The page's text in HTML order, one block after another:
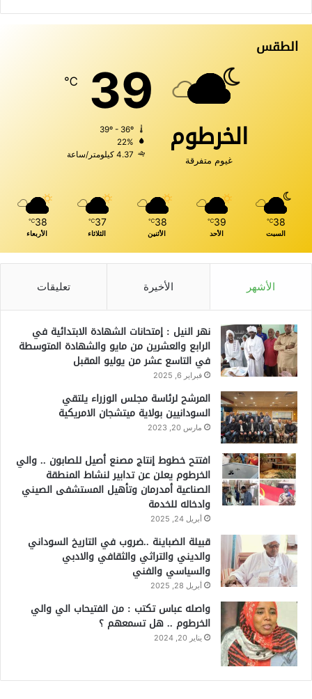
الطقس
الخرطوم
غيوم متفرقة
39
℃
22%
4.37 كيلومتر/ساعة
38
℃
السبت
39
℃
الأحد
38
℃
الأثنين
37
℃
الثلاثاء
38
℃
الأربعاء
الأشهر الأخيرة تعليقات
نهر النيل : إمتحانات الشهادة الابتدائية في
الرابع والعشرين من مايو والشهادة المتوسطة
في التاسع عشر من يوليو المقبل
فبراير 6, 2025
المرشح لرئاسة مجلس الوزراء يلتقي
السودانيين بولاية ميتشجان الامريكية
مارس 20, 2023
افتتح خطوط إنتاج مصنع أصيل للصابون .. والي
الخرطوم يعلن عن تدابير لنشاط المنطقة
الصناعية أمدرمان وتأهيل المستشفى الصيني
وادخاله للخدمة
أبريل 24, 2025
قبيلة الضباينة ..ضروب في التاريخ السوداني
والديني والتراثي والثقافي والادبي
والسياسي والفني
أبريل 28, 2025
واصله عباس تكتب : من الفتيحاب الي والي
الخرطوم .. هل تسمعهم ؟
يناير 20, 2024